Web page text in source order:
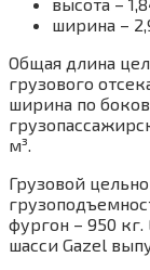
ширина –
Общая длина
грузового
ширина по
м³.
Грузовой
фургон – 950 кг.
шасси Gazel